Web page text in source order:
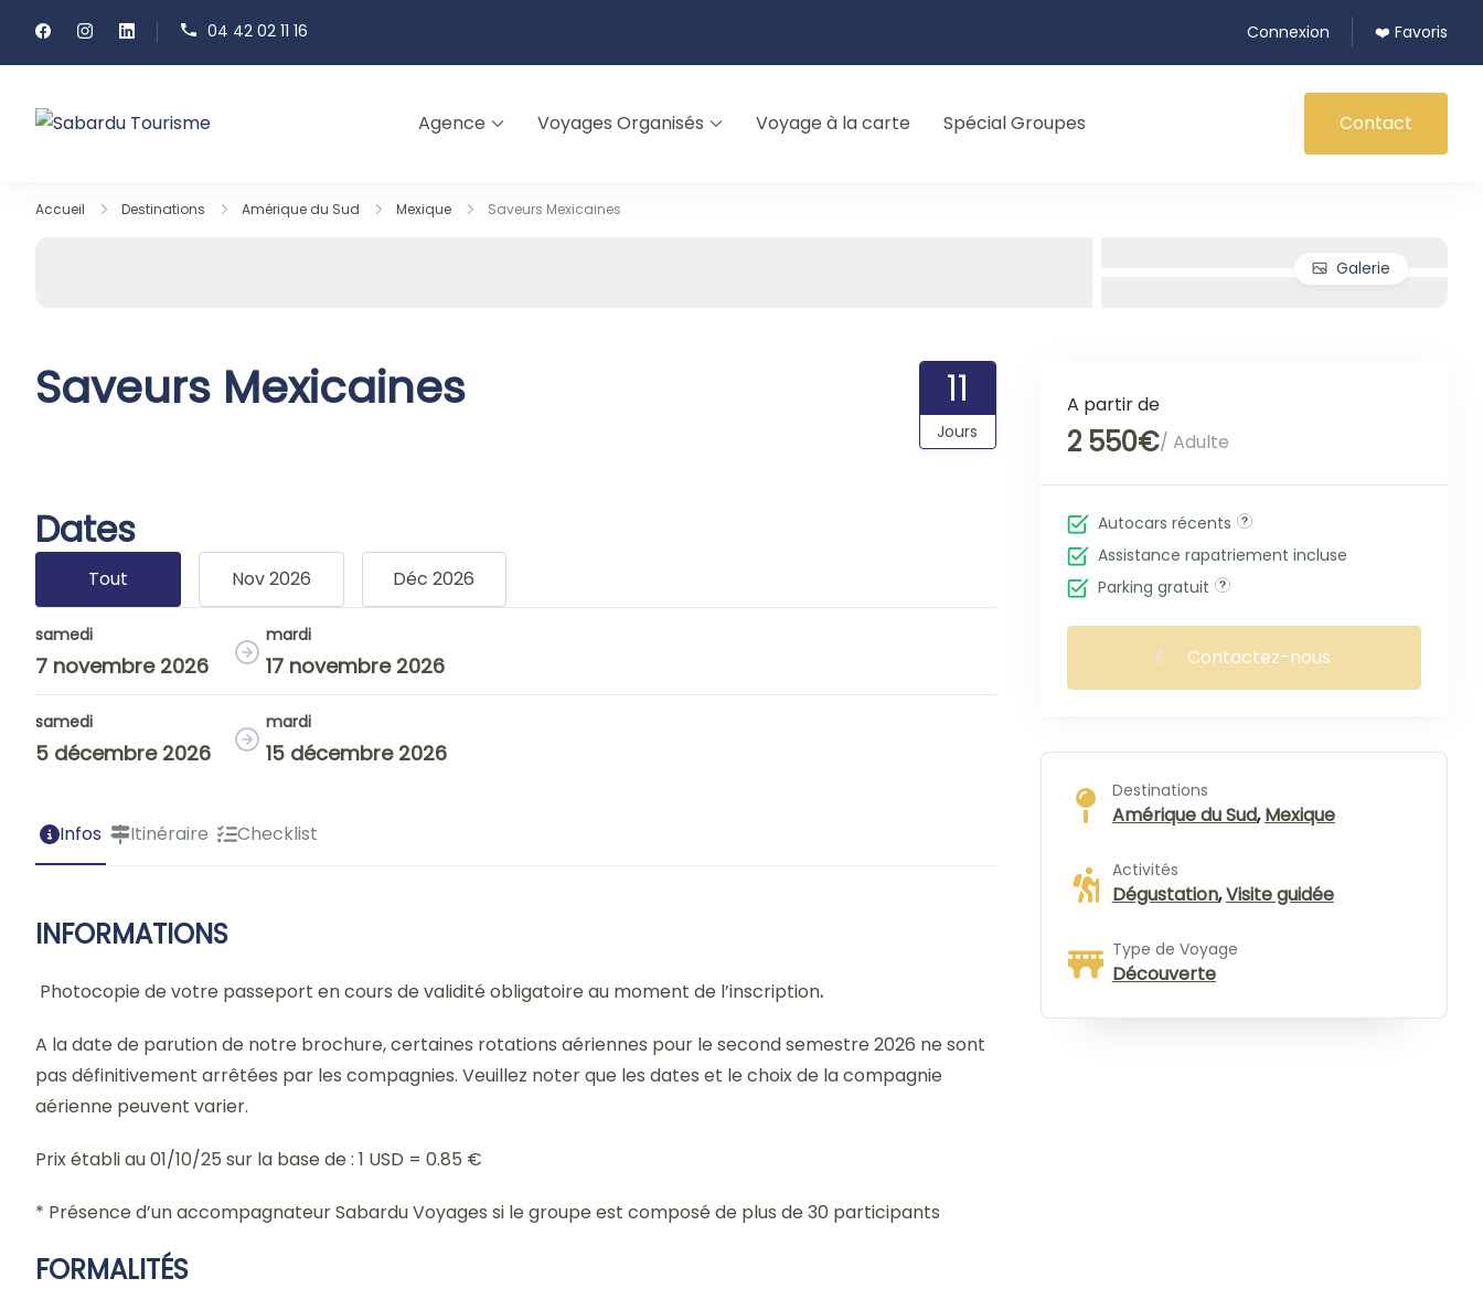
04 42 02 11 16 Connexion ❤️ Favoris
Agence Voyages Organisés Voyage à la carte Spécial Groupes Contact
Accueil Destinations Amérique du Sud Mexique Saveurs Mexicaines
Galerie
Saveurs Mexicaines 11
Jours
Dates
Tout Nov 2026 Déc 2026
samedi
7 novembre 2026
mardi
17 novembre 2026
samedi
5 décembre 2026
mardi
15 décembre 2026
Infos Itinéraire Checklist
INFORMATIONS
Photocopie de votre passeport en cours de validité obligatoire au moment de l’inscription.
A la date de parution de notre brochure, certaines rotations aériennes pour le second semestre 2026 ne sont
pas définitivement arrêtées par les compagnies. Veuillez noter que les dates et le choix de la compagnie
aérienne peuvent varier.
Prix établi au 01/10/25 sur la base de : 1 USD = 0.85 €
* Présence d’un accompagnateur Sabardu Voyages si le groupe est composé de plus de 30 participants
FORMALITÉS
A partir de
2 550€/ Adulte
Autocars récents
Assistance rapatriement incluse
Parking gratuit
Contactez-nous
Destinations
Amérique du Sud,Mexique
Activités
Dégustation,Visite guidée
Type de Voyage
Découverte